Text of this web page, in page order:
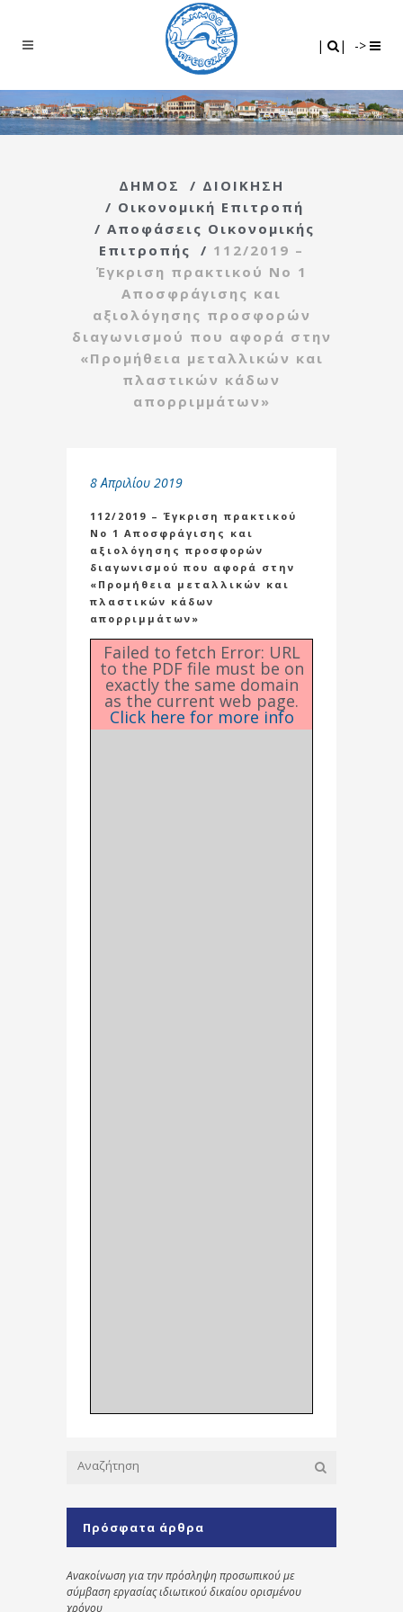
| | ->
ΔΗΜΟΣ / ΔΙΟΙΚΗΣΗ
/ Οικονομική Επιτροπή
/ Αποφάσεις Οικονομικής
Επιτροπής
/ 112/2019 –
Έγκριση πρακτικού Νο 1
Αποσφράγισης και
αξιολόγησης προσφορών
διαγωνισμού που αφορά στην
«Προμήθεια μεταλλικών και
πλαστικών κάδων
απορριμμάτων»
8 Απριλίου 2019
112/2019 – Έγκριση πρακτικού
Νο 1 Αποσφράγισης και
αξιολόγησης προσφορών
διαγωνισμού που αφορά στην
«Προμήθεια μεταλλικών και
πλαστικών κάδων
απορριμμάτων»
Failed to fetch Error: URL
to the PDF file must be on
exactly the same domain
as the current web page.
Click here for more info
Πρόσφατα άρθρα
Ανακοίνωση για την πρόσληψη προσωπικού με
σύμβαση εργασίας ιδιωτικού δικαίου ορισμένου
χρόνου